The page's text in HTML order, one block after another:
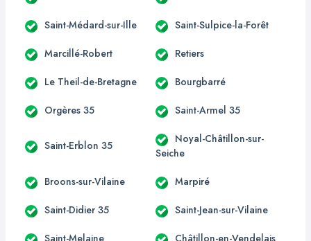
Saint-Médard-sur-Ille Saint-Sulpice-la-Forêt
Marcillé-Robert Retiers
Le Theil-de-Bretagne Bourgbarré
Orgères 35 Saint-Armel 35
Saint-Erblon 35
Noyal-Châtillon-sur-
Seiche
Broons-sur-Vilaine Marpiré
Saint-Didier 35 Saint-Jean-sur-Vilaine
Saint-Melaine Châtillon-en-Vendelais